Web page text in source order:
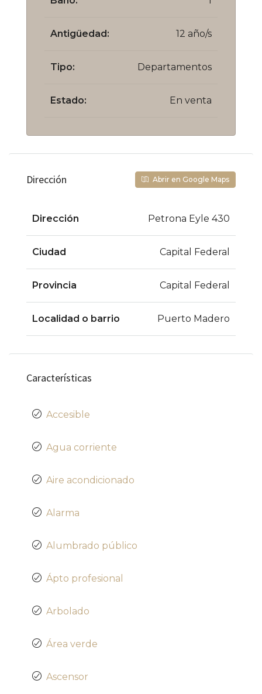
Antigüedad: 12 año/s
Tipo: Departamentos
Estado: En venta
Dirección Abrir en Google Maps
Dirección Petrona Eyle 430
Ciudad Capital Federal
Provincia Capital Federal
Localidad o barrio Puerto Madero
Características
Accesible
Agua corriente
Aire acondicionado
Alarma
Alumbrado público
Ápto profesional
Arbolado
Área verde
Ascensor